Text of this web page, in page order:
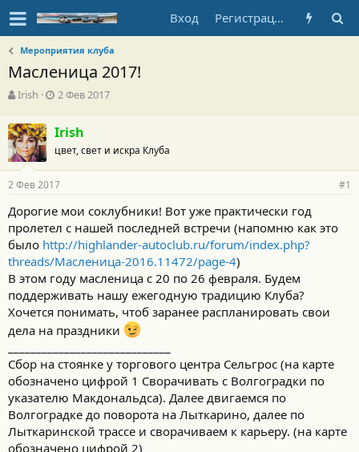
Вход Регистрация
Мероприятия клуба
Масленица 2017!
А
т
о
р
т
е
м
ы
Irish
Д
а
н
ч
а
л
а
2 Фев 2017
Irish
цвет, свет и искра Клуба
2 Фев 2017 #1
Дорогие мои соклубники! Вот уже практически год
пролетел с нашей последней встречи (напомню как это
было http://highlander-autoclub.ru/forum/index.php?
threads/Масленица-2016.11472/page-4)
В этом году масленица с 20 по 26 февраля. Будем
поддерживать нашу ежегодную традицию Клуба?
Хочется понимать, чтоб заранее распланировать свои
дела на праздники
Сбор на стоянке у торгового центра Сельгрос (на карте
обозначено цифрой 1 Сворачивать с Волгоградки по
указателю Макдональдса). Далее двигаемся по
Волгоградке до поворота на Лыткарино, далее по
Лыткаринской трассе и сворачиваем к карьеру. (на карте
обозначено цифрой 2)